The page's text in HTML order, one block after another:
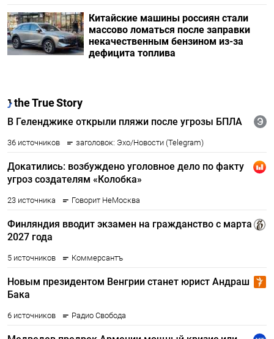
Китайские машины россиян стали
массово ломаться после заправки
некачественным бензином из-за
дефицита топлива